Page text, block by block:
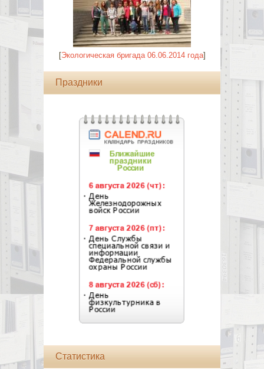
[Экологическая бригада 06.06.2014 года]
Праздники
Статистика